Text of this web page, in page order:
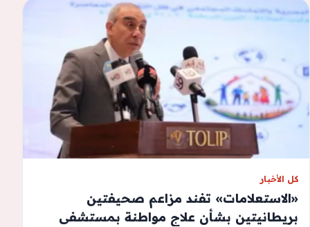
كل الأخبار
«الاستعلامات» تفند مزاعم صحيفتين
بريطانيتين بشأن علاج مواطنة بمستشفى